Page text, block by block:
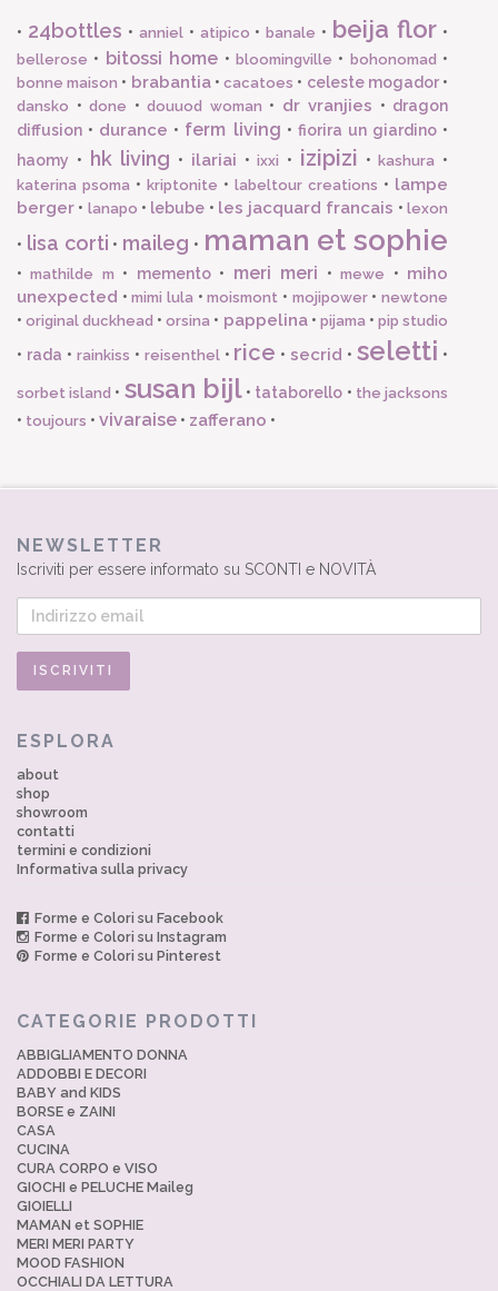
• 24bottles • anniel• atipico •banale • beija flor •
bellerose • bitossi home • bloomingville • bohonomad •
bonne maison • brabantia•cacatoes • celeste mogador•
dansko • done • douuod woman • dr vranjies • dragon
diffusion • durance • ferm living • fiorira un giardino•
haomy • hk living • ilariai •ixxi • izipizi •kashura •
katerina psoma • kriptonite • labeltour creations • lampe
berger • lanapo • lebube • les jacquard francais •lexon
• lisa corti • maileg • maman et sophie
•mathilde m • memento• meri meri •mewe • miho
unexpected •mimi lula •moismont • mojipower•newtone
•original duckhead •orsina • pappelina• pijama • pip studio
• rada • rainkiss • reisenthel• rice •secrid •seletti •
sorbet island • susan bijl• tataborello • the jacksons
• toujours • vivaraise • zafferano •
NEWSLETTER
Iscriviti per essere informato su SCONTI e NOVITÀ
ESPLORA
about
shop
showroom
contatti
termini e condizioni
Informativa sulla privacy
Forme e Colori su Facebook
Forme e Colori su Instagram
Forme e Colori su Pinterest
CATEGORIE PRODOTTI
ABBIGLIAMENTO DONNA
ADDOBBI E DECORI
BABY and KIDS
BORSE e ZAINI
CASA
CUCINA
CURA CORPO e VISO
GIOCHI e PELUCHE Maileg
GIOIELLI
MAMAN et SOPHIE
MERI MERI PARTY
MOOD FASHION
OCCHIALI DA LETTURA